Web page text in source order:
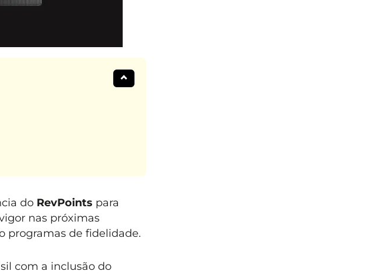
do RevPoints para
nas próximas
programas de fidelidade.
com a inclusão do